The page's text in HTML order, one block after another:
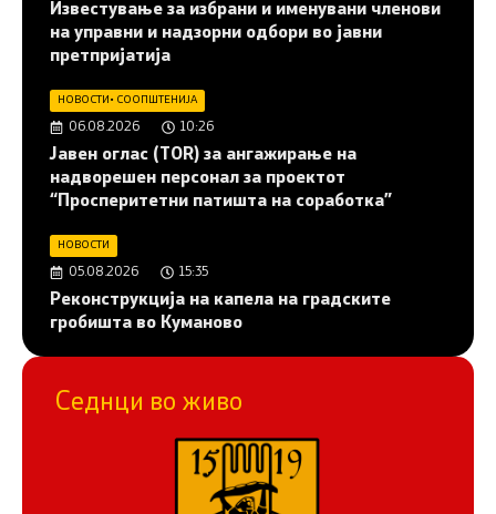
Известување за избрани и именувани членови
на управни и надзорни одбори во јавни
претпријатија
НОВОСТИ • СООПШТЕНИЈА
06.08.2026 10:26
Јавен оглас (ТОR) за ангажирање на
надворешен персонал за проектот
“Просперитетни патишта на соработка”
НОВОСТИ
05.08.2026 15:35
Реконструкција на капела на градските
гробишта во Куманово
Седнци во живо